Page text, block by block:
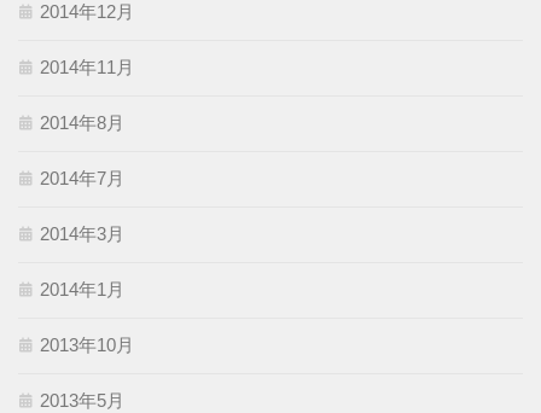
2014年12月
2014年11月
2014年8月
2014年7月
2014年3月
2014年1月
2013年10月
2013年5月